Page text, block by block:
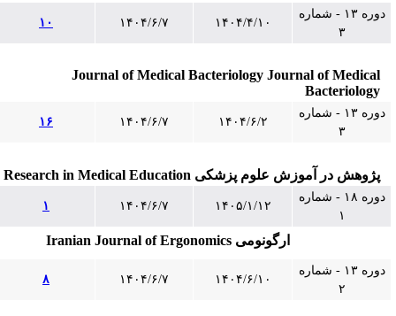
دوره ۱۳ - شماره
۱۴۰۴/۴/۱۰ ۱۴۰۴/۶/۷ ۱۰
Journal of Medical Bacteriology Journal of Medical
Bacteriology
دوره ۱۳ - شماره
۱۴۰۴/۶/۲ ۱۴۰۴/۶/۷ ۱۶
پژوهش در آموزش علوم پزشکی Research in Medical Education
دوره ۱۸ - شماره
۱۴۰۵/۱/۱۲ ۱۴۰۴/۶/۷
ارگونومی Iranian Journal of Ergonomics
دوره ۱۳ - شماره
۱۴۰۴/۶/۱۰ ۱۴۰۴/۶/۷